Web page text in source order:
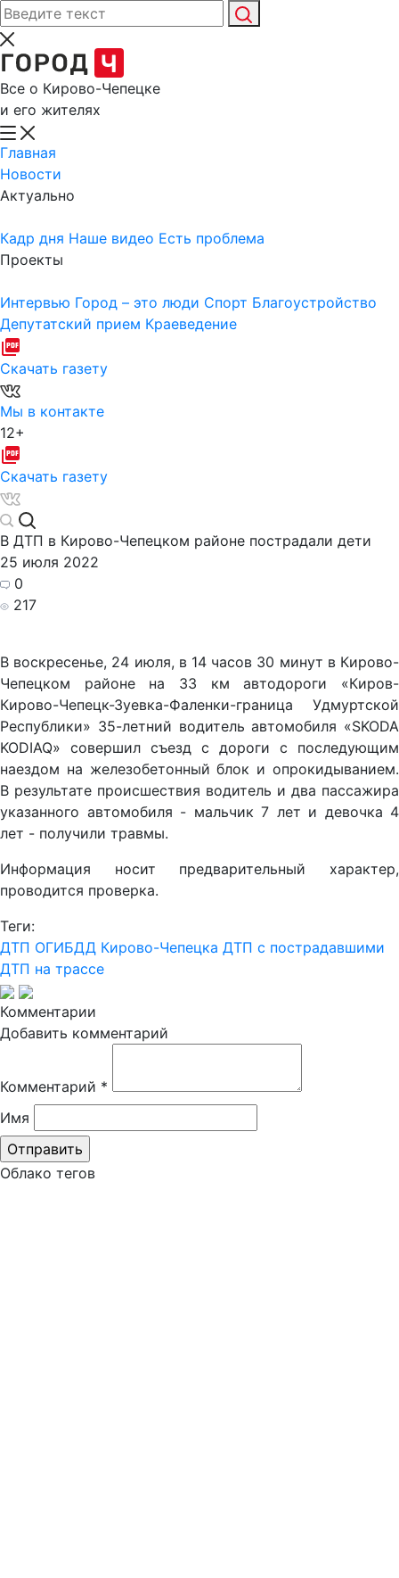
Все о Кирово-Чепецке
и его жителях
Главная
Новости
Актуально
Кадр дня Наше видео Есть проблема
Проекты
Интервью Город – это люди Спорт Благоустройство
Депутатский прием Краеведение
Скачать газету
Мы в контакте
12+
Скачать газету
В ДТП в Кирово-Чепецком районе пострадали дети
25 июля 2022
0
217
В воскресенье, 24 июля, в 14 часов 30 минут в Кирово-
Чепецком районе на 33 км автодороги «Киров-
Кирово-Чепецк-Зуевка-Фаленки-граница Удмуртской
Республики» 35-летний водитель автомобиля «SKODA
KODIAQ» совершил съезд с дороги с последующим
наездом на железобетонный блок и опрокидыванием.
В результате происшествия водитель и два пассажира
указанного автомобиля - мальчик 7 лет и девочка 4
лет - получили травмы.
Информация носит предварительный характер,
проводится проверка.
Теги:
ДТП ОГИБДД Кирово-Чепецка ДТП с пострадавшими
ДТП на трассе
Комментарии
Добавить комментарий
Комментарий *
Имя
Облако тегов